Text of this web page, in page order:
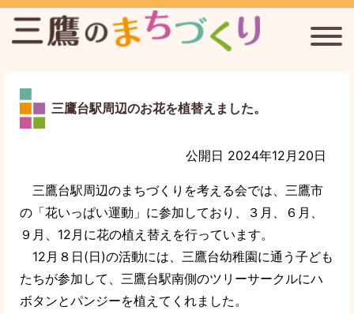
三鷹台駅周辺のまちづくりを考える会
三鷹まちづくり通信
三鷹のまちづくりについて
三鷹台駅周辺のお花を植替えました。
公開日 2024年12月20日
三鷹台駅周辺のまちづくりを考える会では、三鷹市
の「花いっぱい運動」に参加しており、３月、６月、
９月、12月に花の植え替えを行っています。
12月８日(日)の活動には、三鷹台幼稚園に通う子ども
たちが参加して、三鷹台駅南側のツリーサークルにハ
ボタンとパンジーを植えてくれました。